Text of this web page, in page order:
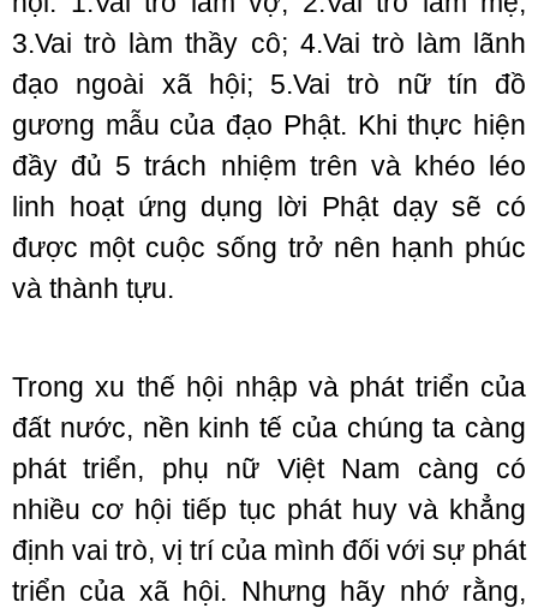
3.Vai trò làm thầy cô; 4.Vai trò làm lãnh
đạo ngoài xã hội; 5.Vai trò nữ tín đồ
gương mẫu của đạo Phật. Khi thực hiện
đầy đủ 5 trách nhiệm trên và khéo léo
linh hoạt ứng dụng lời Phật dạy sẽ có
được một cuộc sống trở nên hạnh phúc
và thành tựu.
Trong xu thế hội nhập và phát triển của
đất nước, nền kinh tế của chúng ta càng
phát triển, phụ nữ Việt Nam càng có
nhiều cơ hội tiếp tục phát huy và khẳng
định vai trò, vị trí của mình đối với sự phát
triển của xã hội. Nhưng hãy nhớ rằng,